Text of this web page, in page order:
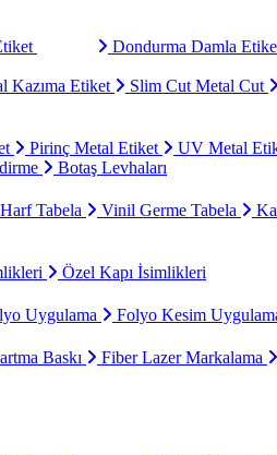
Dondurma Damla
Kazıma Etiket Slim Cut Metal Cut
Pirinç Metal Etiket UV Metal
Botaş Levhaları
Tabela Vinil Germe Tabela
Özel Kapı İsimlikleri
Uygulama Folyo Kesim
Baskı Fiber Lazer Markalama